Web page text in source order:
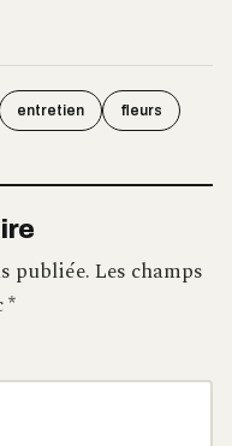
entretien fleurs
publiée.Les champs
*